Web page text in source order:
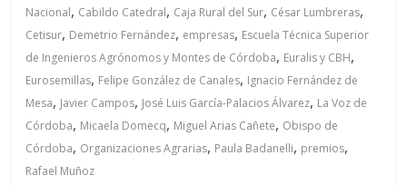
Nacional, Cabildo Catedral, Caja Rural del Sur, César Lumbreras,
Cetisur, Demetrio Fernández, empresas, Escuela Técnica Superior
de Ingenieros Agrónomos y Montes de Córdoba, Euralis y CBH,
Eurosemillas, Felipe González de Canales, Ignacio Fernández de
Mesa, Javier Campos, José Luis García-Palacios Álvarez, La Voz de
Córdoba, Micaela Domecq, Miguel Arias Cañete, Obispo de
Córdoba, Organizaciones Agrarias, Paula Badanelli, premios,
Rafael Muñoz